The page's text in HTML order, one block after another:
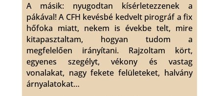
A másik: nyugodtan kísérletezzenek a
pákával! A CFH kevésbé kedvelt pirográf a fix
hőfoka miatt, nekem is évekbe telt, mire
kitapasztaltam, hogyan tudom a
megfelelően irányítani. Rajzoltam kört,
egyenes szegélyt, vékony és vastag
vonalakat, nagy fekete felületeket, halvány
árnyalatokat…